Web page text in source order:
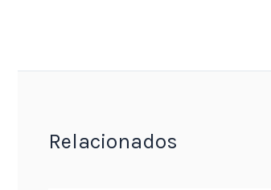
Relacionados